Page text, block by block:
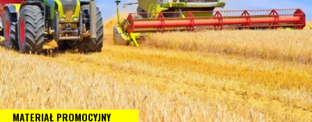
MATERIAŁ PROMOCYJNY